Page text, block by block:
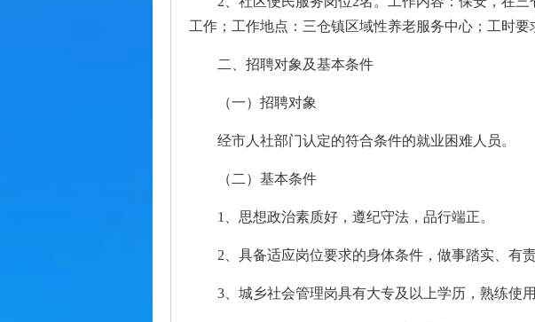
工作；工作地点：三仓镇区域性养老服务中心；工时要
二、招聘对象及基本条件
（一）招聘对象
经市人社部门认定的符合条件的就业困难人员。
（二）基本条件
1、思想政治素质好，遵纪守法，品行端正。
2、具备适应岗位要求的身体条件，做事踏实、有
3、城乡社会管理岗具有大专及以上学历，熟练使